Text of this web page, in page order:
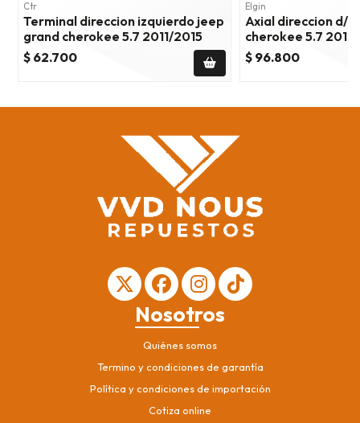
Ctr
Terminal direccion izquierdo jeep
grand cherokee 5.7 2011/2015
$ 62.700
Elgin
Axial direccion d/i
cherokee 5.7
$ 96.800
Nosotros
Quiénes somos
Termino y condiciones de garantía
Política y condiciones de importación
Cotiza online